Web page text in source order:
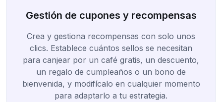
Gestión de cupones y recompensas
Crea y gestiona recompensas con solo unos
clics. Establece cuántos sellos se necesitan
para canjear por un café gratis, un descuento,
un regalo de cumpleaños o un bono de
bienvenida, y modifícalo en cualquier momento
para adaptarlo a tu estrategia.